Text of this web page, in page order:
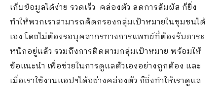
เก็บข้อมูลได้ง่าย รวดเร็ว คล่องตัว ลดการสัมผัส ก็ยิ่ง
ทำให้พวกเราสามารถคัดกรองกลุ่มเป้าหมายในชุมชนได้
เอง โดยไม่ต้องรอบุคลากรทางการแพทย์ที่ต้องรับภาระ
หนักอยู่แล้ว รวมถึงการติดตามกลุ่มเป้าหมาย พร้อมให้
ข้อแนะนำ เพื่อช่วยในการดูแลตัวเองอย่างถูกต้อง และ
เมื่อเราใช้งานแอปฯได้อย่างคล่องตัว ก็ยิ่งทำให้เราดูแล